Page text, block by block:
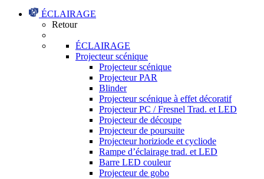
ÉCLAIRAGE
Retour
ÉCLAIRAGE
Projecteur scénique
Projecteur scénique
Projecteur PAR
Blinder
Projecteur scénique à effet décoratif
Projecteur PC / Fresnel Trad. et LED
Projecteur de découpe
Projecteur de poursuite
Projecteur horiziode et cycliode
Rampe d’éclairage trad. et LED
Barre LED couleur
Projecteur de gobo